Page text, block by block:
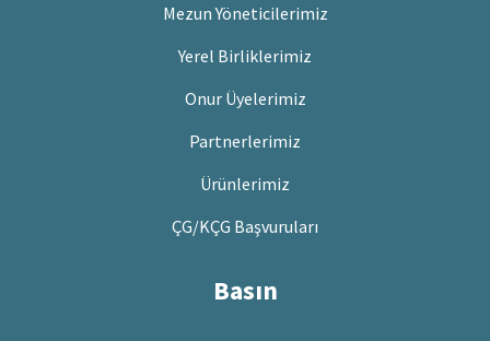
Mezun Yöneticilerimiz
Yerel Birliklerimiz
Onur Üyelerimiz
Partnerlerimiz
Ürünlerimiz
ÇG/KÇG Başvuruları
Basın